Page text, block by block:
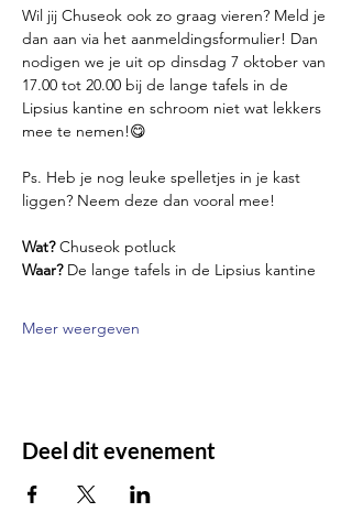
Wil jij Chuseok ook zo graag vieren? Meld je
dan aan via het aanmeldingsformulier! Dan
nodigen we je uit op dinsdag 7 oktober van
17.00 tot 20.00 bij de lange tafels in de
Lipsius kantine en schroom niet wat lekkers
mee te nemen!😋
Ps. Heb je nog leuke spelletjes in je kast
liggen? Neem deze dan vooral mee!
Wat? Chuseok potluck
Waar? De lange tafels in de Lipsius kantine
Meer weergeven
Deel dit evenement